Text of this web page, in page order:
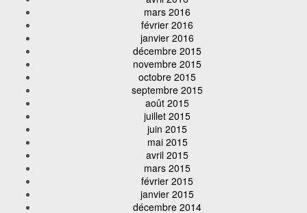
mars 2016
février 2016
janvier 2016
décembre 2015
novembre 2015
octobre 2015
septembre 2015
août 2015
juillet 2015
juin 2015
mai 2015
avril 2015
mars 2015
février 2015
janvier 2015
décembre 2014